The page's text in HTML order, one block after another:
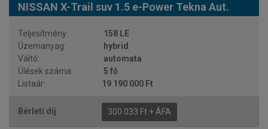
NISSAN X-Trail suv 1.5 e-Power Tekna Aut.
158 LE
hybrid
automata
5 fő
19 190 000 Ft
300 033 Ft + ÁFA